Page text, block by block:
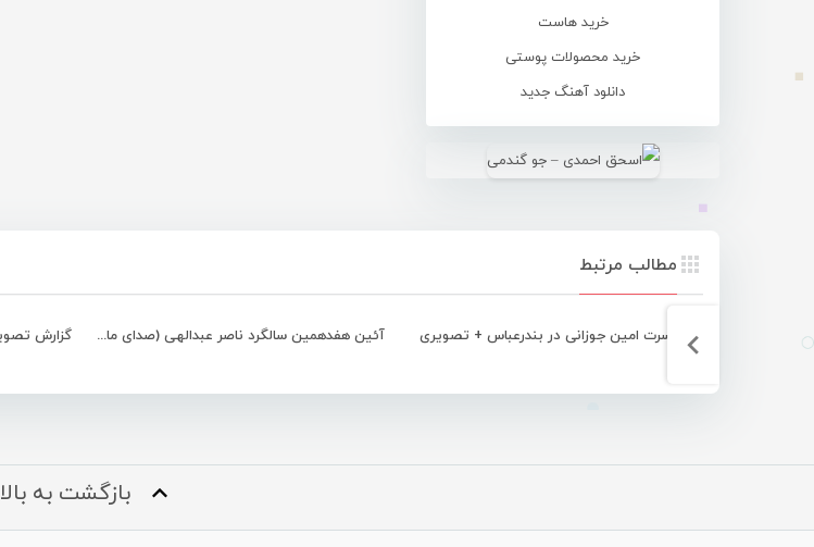
خرید هاست
خرید محصولات پوستی
دانلود آهنگ جدید
مطالب مرتبط
کنسرت امین جوزانی در بندرعباس + تصویری آئین هفدهمین سالگرد ناصر عبدالهی (صدای ماندگار جنوب)
بازگشت به بالا